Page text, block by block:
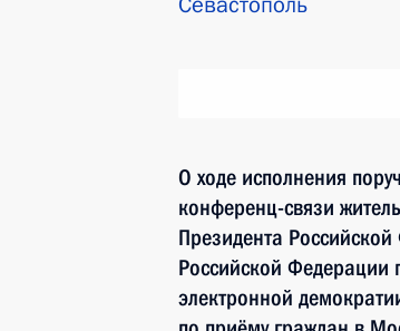
О ходе исполнения
конференц-связи
Президента
Российской
электронной